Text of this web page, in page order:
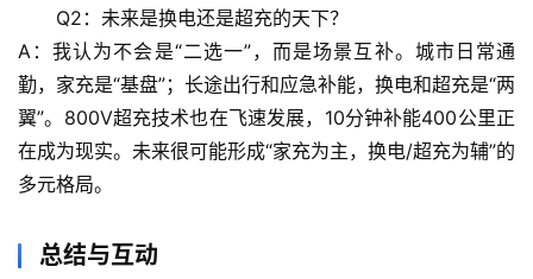
Q2：未来是换电还是超充的天下？
A：我认为不会是“二选一”，而是场景互补。城市日常通
勤，家充是“基盘”；长途出行和应急补能，换电和超充是“两
翼”。800V超充技术也在飞速发展，10分钟补能400公里正
在成为现实。未来很可能形成“家充为主，换电/超充为辅”的
多元格局。
总结与互动